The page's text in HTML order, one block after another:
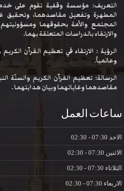
التعريف: مؤسسة وقفية تقوم على خدمة
المطهرة وتفعيل مقاصدهما، وتحقيق
المجتمع والأمة بحقوقهما
والارتقاء بالدراسات المتعلقة بهما.
الرؤية : الارتقاء في تعظيم القرآن
وعالمياً.
الرسالة: تعظيم القرآن الكريم والسنّة
مقاصدهما وغاياتهما وبيان هدايتهما .
ساعات العمل
الاحد
الاثنين
الثلاثاء
الاربعاء